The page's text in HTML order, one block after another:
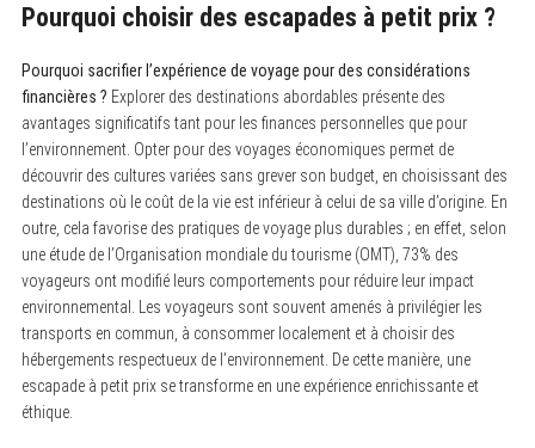
Pourquoi choisir des escapades à petit prix ?
Pourquoi sacrifier l’expérience de voyage pour des considérations
financières ? Explorer des destinations abordables présente des
avantages significatifs tant pour les finances personnelles que pour
l’environnement. Opter pour des voyages économiques permet de
découvrir des cultures variées sans grever son budget, en choisissant des
destinations où le coût de la vie est inférieur à celui de sa ville d’origine. En
outre, cela favorise des pratiques de voyage plus durables ; en effet, selon
une étude de l’Organisation mondiale du tourisme (OMT), 73% des
voyageurs ont modifié leurs comportements pour réduire leur impact
environnemental. Les voyageurs sont souvent amenés à privilégier les
transports en commun, à consommer localement et à choisir des
hébergements respectueux de l’environnement. De cette manière, une
escapade à petit prix se transforme en une expérience enrichissante et
éthique.